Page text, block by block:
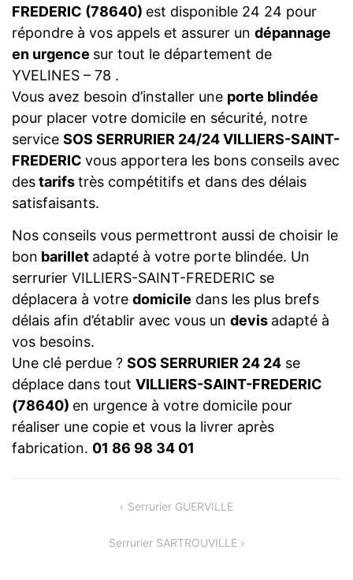
FREDERIC (78640) est disponible 24 24 pour
répondre à vos appels et assurer un dépannage
en urgence sur tout le département de
YVELINES – 78 .
Vous avez besoin d’installer une porte blindée
pour placer votre domicile en sécurité, notre
service SOS SERRURIER 24/24 VILLIERS-SAINT-
FREDERIC vous apportera les bons conseils avec
destarifstrès compétitifs et dans des délais
satisfaisants.
Nos conseils vous permettront aussi de choisir le
bon barillet adapté à votre porte blindée. Un
serrurier VILLIERS-SAINT-FREDERIC se
déplacera à votre domicile dans les plus brefs
délais afin d’établir avec vous un devis adapté à
vos besoins.
Une clé perdue ? SOS SERRURIER 24 24 se
déplace dans tout VILLIERS-SAINT-FREDERIC
(78640) en urgence à votre domicile pour
réaliser une copie et vous la livrer après
fabrication. 01 86 98 34 01
Serrurier GUERVILLE
Serrurier SARTROUVILLE